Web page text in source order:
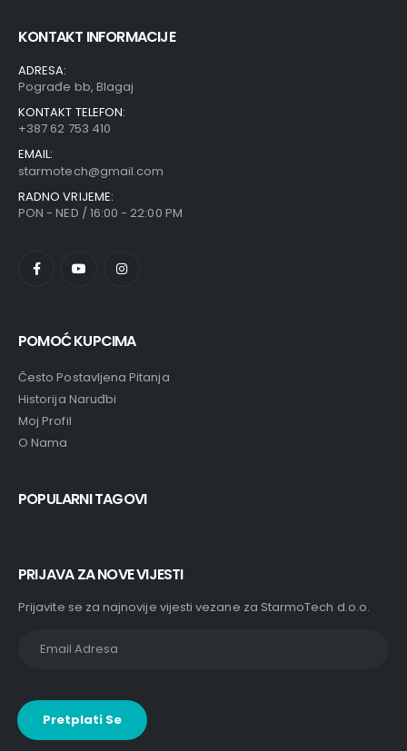
KONTAKT INFORMACIJE
ADRESA:
Pograđe bb, Blagaj
KONTAKT TELEFON:
+387 62 753 410
EMAIL:
starmotech@gmail.com
RADNO VRIJEME:
PON - NED / 16:00 - 22:00 PM
POMOĆ KUPCIMA
Često Postavljena Pitanja
Historija Naruđbi
Moj Profil
O Nama
POPULARNI TAGOVI
PRIJAVA ZA NOVE VIJESTI
Prijavite se za najnovije vijesti vezane za StarmoTech d.o.o.